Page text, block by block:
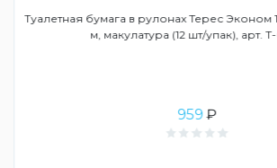
Туалетная бумага в рулонах Терес Эконом
м, макулатура (12 шт/упак), арт.
959₽